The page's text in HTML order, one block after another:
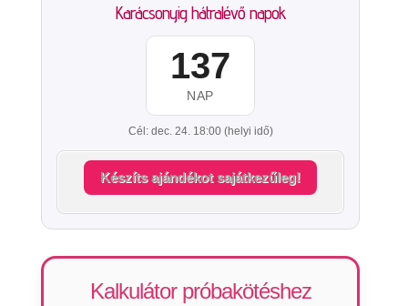
Karácsonyig hátralévő napok
137
NAP
Cél: dec. 24. 18:00 (helyi idő)
Készíts ajándékot sajátkezűleg!
Kalkulátor próbakötéshez